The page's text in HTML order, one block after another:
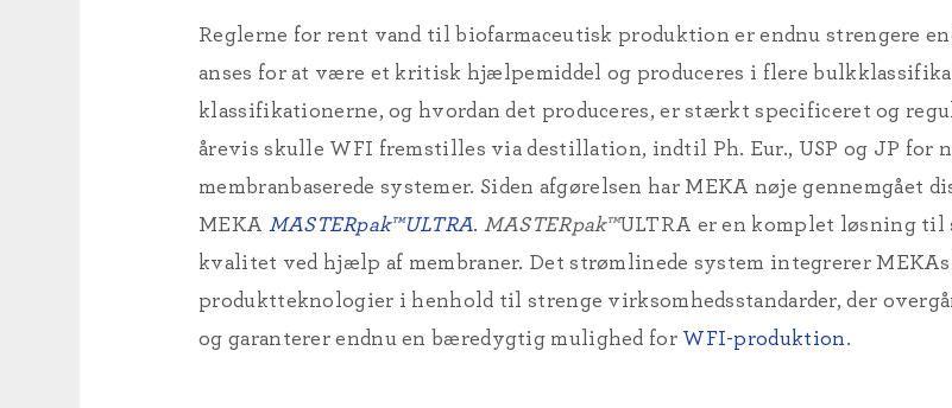
Reglerne for rent vand til biofarmaceutisk produktion er endnu strengere
anses for at være et kritisk hjælpemiddel og produceres i flere
klassifikationerne, og hvordan det produceres, er stærkt specificeret og
årevis skulle WFI fremstilles via destillation, indtil Ph. Eur., USP og JP
membranbaserede systemer. Siden afgørelsen har MEKA nøje gennemgået
MEKA MASTERpak™ULTRA. MASTERpak™ULTRA er en komplet løsning
kvalitet ved hjælp af membraner. Det strømlinede system integrerer MEKAs
produktteknologier i henhold til strenge virksomhedsstandarder, der
og garanterer endnu en bæredygtig mulighed for WFI-produktion.